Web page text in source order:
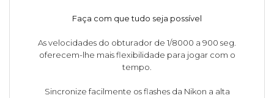
Faça com que tudo seja possível
As velocidades do obturador de 1/8000 a 900 seg.
oferecem-lhe mais flexibilidade para jogar com o
tempo.
Sincronize facilmente os flashes da Nikon a alta